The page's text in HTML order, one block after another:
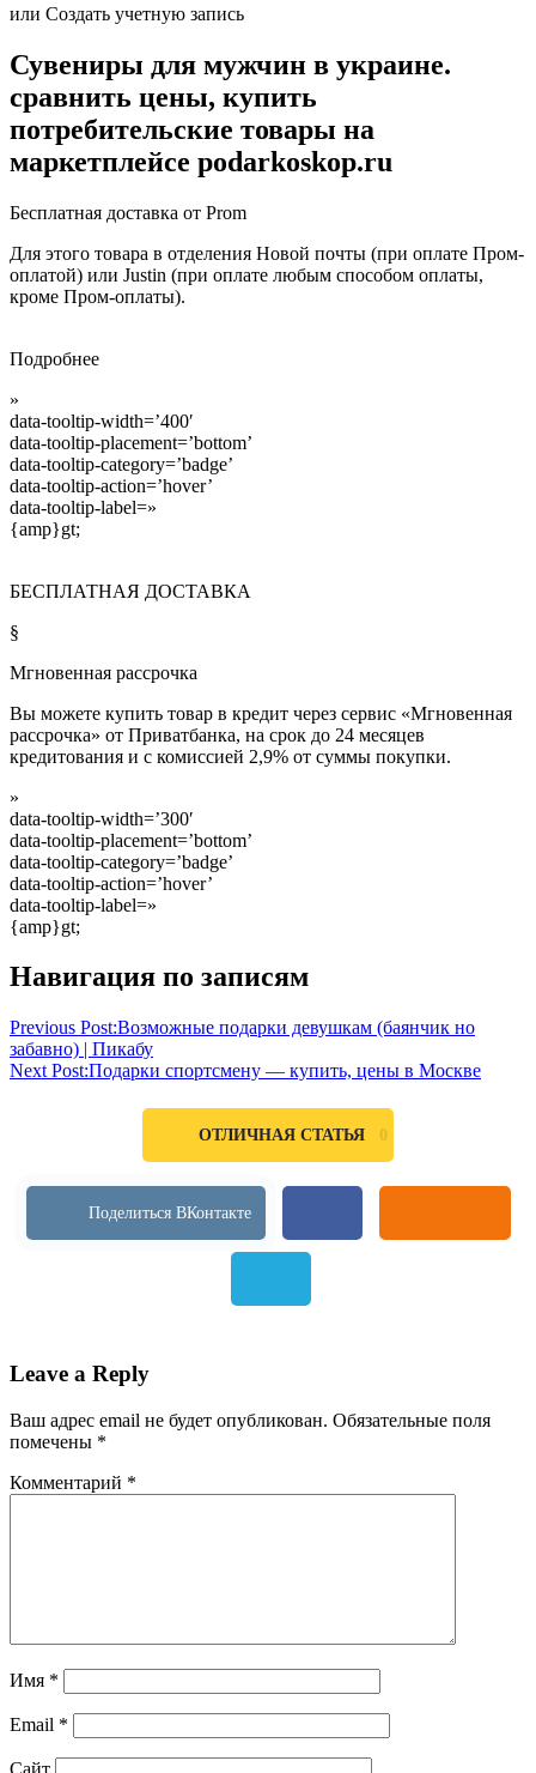
или Создать учетную запись
Сувениры для мужчин в украине.
сравнить цены, купить
потребительские товары на
маркетплейсе podarkoskop.ru
Бесплатная доставка от Prom
Для этого товара в отделения Новой почты (при оплате Пром-
оплатой) или Justin (при оплате любым способом оплаты,
кроме Пром-оплаты).
Подробнее
»
data-tooltip-width=’400′
data-tooltip-placement=’bottom’
data-tooltip-category=’badge’
data-tooltip-action=’hover’
data-tooltip-label=»
{amp}gt;
БЕСПЛАТНАЯ ДОСТАВКА
§
Мгновенная рассрочка
Вы можете купить товар в кредит через сервис «Мгновенная
рассрочка» от Приватбанка, на срок до 24 месяцев
кредитования и с комиссией 2,9% от суммы покупки.
»
data-tooltip-width=’300′
data-tooltip-placement=’bottom’
data-tooltip-category=’badge’
data-tooltip-action=’hover’
data-tooltip-label=»
{amp}gt;
добавитькаталогКиевподарок
юбилейпоискпредложениеразместитьтоварыукраинауслуги
Навигация по записям
Previous Post:Возможные подарки девушкам (баянчик но
забавно) | Пикабу
Next Post:Подарки спортсмену — купить, цены в Москве
ОТЛИЧНАЯ СТАТЬЯ 0
Leave a Reply
Ваш адрес email не будет опубликован. Обязательные поля
помечены *
Комментарий *
Имя *
Email *
Сайт